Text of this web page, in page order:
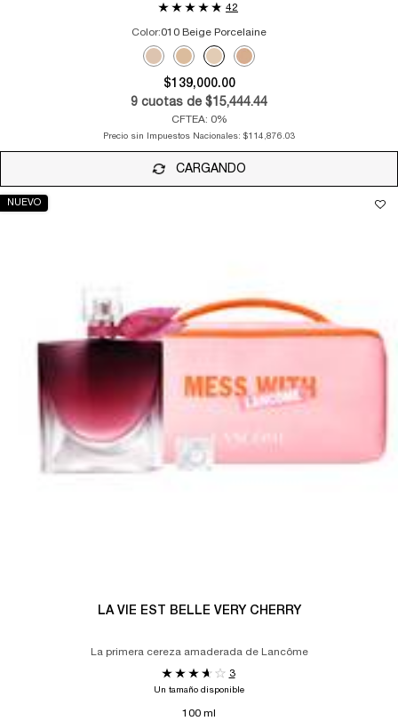
42
Color:010 Beige Porcelaine
Selected
02 Lys Rosé color for Teint Miracle, 1 of 4
Selected
03 Beige Diaphane color for Teint Miracle,
Selected
010 Beige Porcelaine color for Teint
Selected
055 Beige Ideal color for Teint
$139,000.00
9 cuotas de $15,444.44
CFTEA: 0%
Precio sin Impuestos Nacionales: $114,876.03
CARGANDO
NUEVO
LA VIE EST BELLE VERY CHERRY
La primera cereza amaderada de Lancôme
3
Un tamaño disponible
100 ml